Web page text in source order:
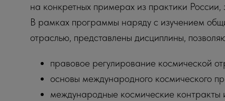
на конкретных примерах из практики
В рамках программы наряду с изучением
отраслью, представлены дисциплины,
правовое регулирование космической
основы международного космического
международные космические